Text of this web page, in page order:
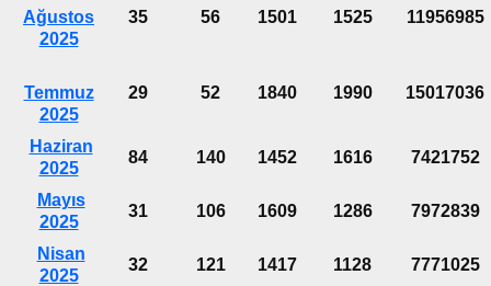
Ağustos
2025
35 56 1501 1525 11956985
Temmuz
2025
29 52 1840 1990 15017036
Haziran
2025
84 140 1452 1616 7421752
Mayıs
2025
31 106 1609 1286 7972839
Nisan
2025
32 121 1417 1128 7771025